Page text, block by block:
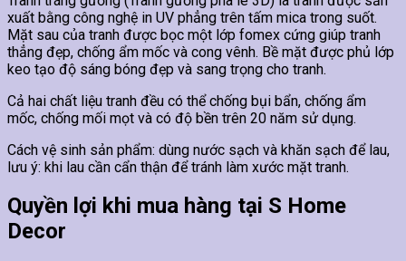
xuất bằng công nghệ in UV phẳng trên tấm mica trong suốt.
Mặt sau của tranh được bọc một lớp fomex cứng giúp tranh
thẳng đẹp, chống ẩm mốc và cong vênh. Bề mặt được phủ lớp
keo tạo độ sáng bóng đẹp và sang trọng cho tranh.
Cả hai chất liệu tranh đều có thể chống bụi bẩn, chống ẩm
mốc, chống mối mọt và có độ bền trên 20 năm sử dụng.
Cách vệ sinh sản phẩm: dùng nước sạch và khăn sạch để lau,
lưu ý: khi lau cần cẩn thận để tránh làm xước mặt tranh.
Quyền lợi khi mua hàng tại S Home
Decor